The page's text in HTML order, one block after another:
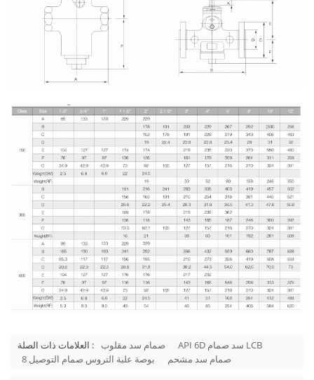
العلامات ذات الصلة : صمام سد مقلوب
API 6D سد صمام LCB
8 بوصة علبة التروس صمام التوصيل
صمام سد مشحم